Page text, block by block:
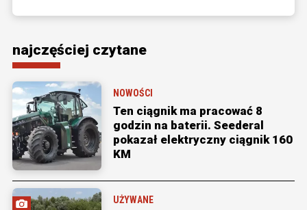
najczęściej czytane
NOWOŚCI
Ten ciągnik ma pracować 8
godzin na baterii. Seederal
pokazał elektryczny ciągnik 160
KM
UŻYWANE